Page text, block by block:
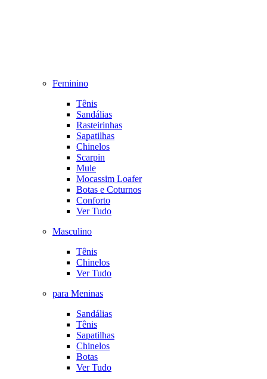
Feminino
Tênis
Sandálias
Rasteirinhas
Sapatilhas
Chinelos
Scarpin
Mule
Mocassim Loafer
Botas e Coturnos
Conforto
Ver Tudo
Masculino
Tênis
Chinelos
Ver Tudo
para Meninas
Sandálias
Tênis
Sapatilhas
Chinelos
Botas
Ver Tudo